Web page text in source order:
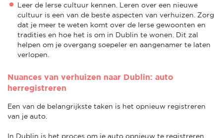
Leer de Ierse cultuur kennen. Leren over een nieuwe
cultuur is een van de beste aspecten van verhuizen. Zorg
dat je meer te weten komt over de Ierse gewoonten en
tradities en hoe het is om in Dublin te wonen. Dit zal
helpen om je overgang soepeler en aangenamer te laten
verlopen.
Nuances van verhuizen naar Dublin: auto
herregistreren
Een van de belangrijkste taken is het opnieuw registreren
van je auto.
In Dublin is het proces om je auto opnieuw te registreren